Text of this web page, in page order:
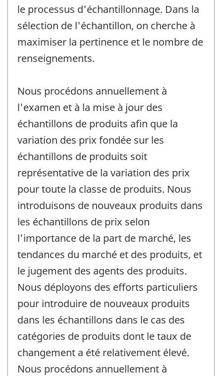
le processus d'échantillonnage. Dans la
sélection de l'échantillon, on cherche à
maximiser la pertinence et le nombre de
renseignements.
Nous procédons annuellement à
l'examen et à la mise à jour des
échantillons de produits afin que la
variation des prix fondée sur les
échantillons de produits soit
représentative de la variation des prix
pour toute la classe de produits. Nous
introduisons de nouveaux produits dans
les échantillons de prix selon
l'importance de la part de marché, les
tendances du marché et des produits, et
le jugement des agents des produits.
Nous déployons des efforts particuliers
pour introduire de nouveaux produits
dans les échantillons dans le cas des
catégories de produits dont le taux de
changement a été relativement élevé.
Nous procédons annuellement à